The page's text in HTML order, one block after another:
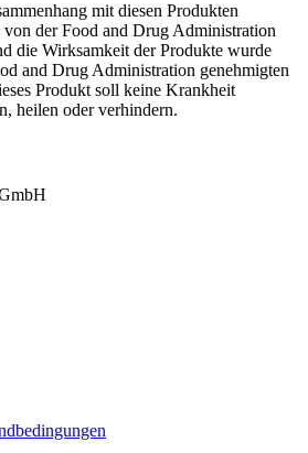
mit diesen Produkten
der Food and Drug Administration
die Wirksamkeit der Produkte wurde
and Drug Administration genehmigten
Produkt soll keine Krankheit
heilen oder verhindern.